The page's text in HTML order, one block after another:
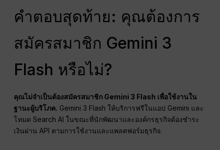
คำตอบสุดท้าย: คุณต้องการ
สมัครสมาชิก Gemini 3
Flash หรือไม่?
คุณไม่จำเป็นต้องสมัครสมาชิก Gemini 3 Flash เพื่อใช้งานใน
ฐานะผู้บริโภค. Gemini 3 Flash ให้บริการฟรีในแอป Gemini และ
โหมด Search AI ในขณะที่นักพัฒนาและองค์กรธุรกิจต้องชำระ
เงินผ่าน API ตามการใช้งานและแพลตฟอร์มธุรกิจ.